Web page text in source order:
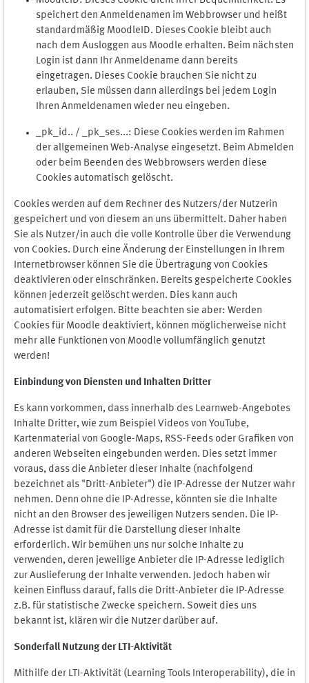
speichert den Anmeldenamen im Webbrowser und heißt
standardmäßig MoodleID. Dieses Cookie bleibt auch
nach dem Ausloggen aus Moodle erhalten. Beim nächsten
Login ist dann Ihr Anmeldename dann bereits
eingetragen. Dieses Cookie brauchen Sie nicht zu
erlauben, Sie müssen dann allerdings bei jedem Login
Ihren Anmeldenamen wieder neu eingeben.
_pk_id.. / _pk_ses...: Diese Cookies werden im Rahmen
der allgemeinen Web-Analyse eingesetzt. Beim Abmelden
oder beim Beenden des Webbrowsers werden diese
Cookies automatisch gelöscht.
Cookies werden auf dem Rechner des Nutzers/der Nutzerin
gespeichert und von diesem an uns übermittelt. Daher haben
Sie als Nutzer/in auch die volle Kontrolle über die Verwendung
von Cookies. Durch eine Änderung der Einstellungen in Ihrem
Internetbrowser können Sie die Übertragung von Cookies
deaktivieren oder einschränken. Bereits gespeicherte Cookies
können jederzeit gelöscht werden. Dies kann auch
automatisiert erfolgen. Bitte beachten sie aber: Werden
Cookies für Moodle deaktiviert, können möglicherweise nicht
mehr alle Funktionen von Moodle vollumfänglich genutzt
werden!
Einbindung von Diensten und Inhalten Dritter
Es kann vorkommen, dass innerhalb des Learnweb-Angebotes
Inhalte Dritter, wie zum Beispiel Videos von YouTube,
Kartenmaterial von Google-Maps, RSS-Feeds oder Grafiken von
anderen Webseiten eingebunden werden. Dies setzt immer
voraus, dass die Anbieter dieser Inhalte (nachfolgend
bezeichnet als "Dritt-Anbieter") die IP-Adresse der Nutzer wahr
nehmen. Denn ohne die IP-Adresse, könnten sie die Inhalte
nicht an den Browser des jeweiligen Nutzers senden. Die IP-
Adresse ist damit für die Darstellung dieser Inhalte
erforderlich. Wir bemühen uns nur solche Inhalte zu
verwenden, deren jeweilige Anbieter die IP-Adresse lediglich
zur Auslieferung der Inhalte verwenden. Jedoch haben wir
keinen Einfluss darauf, falls die Dritt-Anbieter die IP-Adresse
z.B. für statistische Zwecke speichern. Soweit dies uns
bekannt ist, klären wir die Nutzer darüber auf.
Sonderfall Nutzung der LTI-Aktivität
Mithilfe der LTI-Aktivität (Learning Tools Interoperability), die in